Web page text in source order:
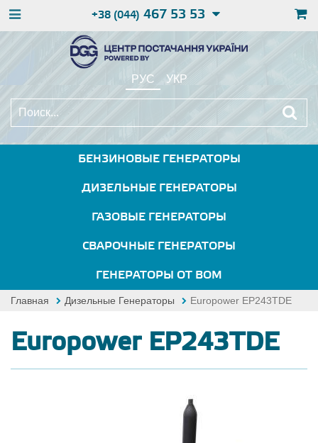
+38 (044) 467 53 53
РУС УКР
БЕНЗИНОВЫЕ ГЕНЕРАТОРЫ
ДИЗЕЛЬНЫЕ ГЕНЕРАТОРЫ
ГАЗОВЫЕ ГЕНЕРАТОРЫ
СВАРОЧНЫЕ ГЕНЕРАТОРЫ
ГЕНЕРАТОРЫ ОТ ВОМ
Главная Дизельные Генераторы Europower EP243TDE
Europower EP243TDE